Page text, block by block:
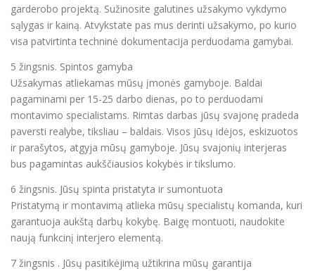
garderobo projektą. Sužinosite galutines užsakymo vykdymo
sąlygas ir kainą. Atvykstate pas mus derinti užsakymo, po kurio
visa patvirtinta techninė dokumentacija perduodama gamybai.
5 žingsnis. Spintos gamyba
Užsakymas atliekamas mūsų įmonės gamyboje. Baldai
pagaminami per 15-25 darbo dienas, po to perduodami
montavimo specialistams. Rimtas darbas jūsų svajonę pradeda
paversti realybe, tiksliau – baldais. Visos jūsų idėjos, eskizuotos
ir parašytos, atgyja mūsų gamyboje. Jūsų svajonių interjeras
bus pagamintas aukščiausios kokybės ir tikslumo.
6 žingsnis. Jūsų spinta pristatyta ir sumontuota
Pristatymą ir montavimą atlieka mūsų specialistų komanda, kuri
garantuoja aukštą darbų kokybę. Baigę montuoti, naudokite
naują funkcinį interjero elementą.
7 žingsnis . Jūsų pasitikėjimą užtikrina mūsų garantija